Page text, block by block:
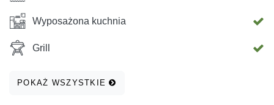
Wyposażona kuchnia
Grill
POKAŻ WSZYSTKIE